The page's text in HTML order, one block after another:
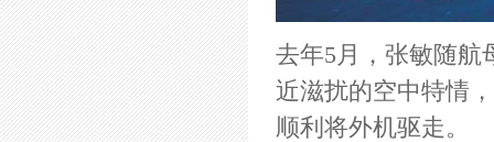
去年5月，张敏随航
近滋扰的空中特情
顺利将外机驱走。